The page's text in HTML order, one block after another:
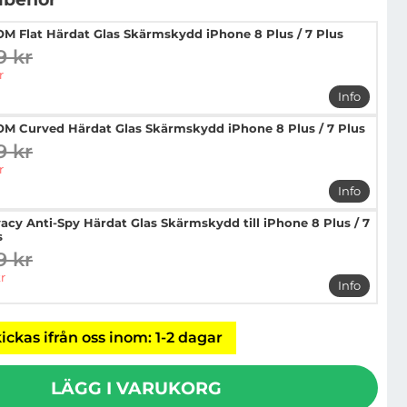
Flat Härdat Glas Skärmskydd iPhone 8 Plus / 7 Plus
pris
kr
Info
mer info
Curved Härdat Glas Skärmskydd iPhone 8 Plus / 7 Plus
pris
kr
Info
mer info
Anti-Spy Härdat Glas Skärmskydd till iPhone 8 Plus / 7
pris
kr
Info
mer info
ifrån oss inom: 1-2 dagar
LÄGG I VARUKORG